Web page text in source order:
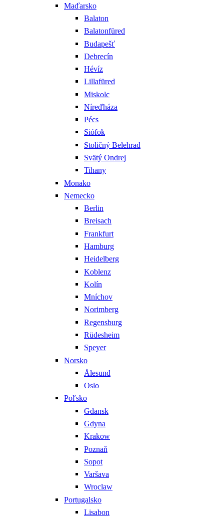
Maďarsko
Balaton
Balatonfüred
Budapešť
Debrecín
Hévíz
Lillafüred
Miskolc
Níreďháza
Pécs
Siófok
Stoličný Belehrad
Svätý Ondrej
Tihany
Monako
Nemecko
Berlin
Breisach
Frankfurt
Hamburg
Heidelberg
Koblenz
Kolín
Mníchov
Norimberg
Regensburg
Rüdesheim
Speyer
Norsko
Ålesund
Oslo
Poľsko
Gdansk
Gdyna
Krakow
Poznaň
Sopot
Varšava
Wroclaw
Portugalsko
Lisabon